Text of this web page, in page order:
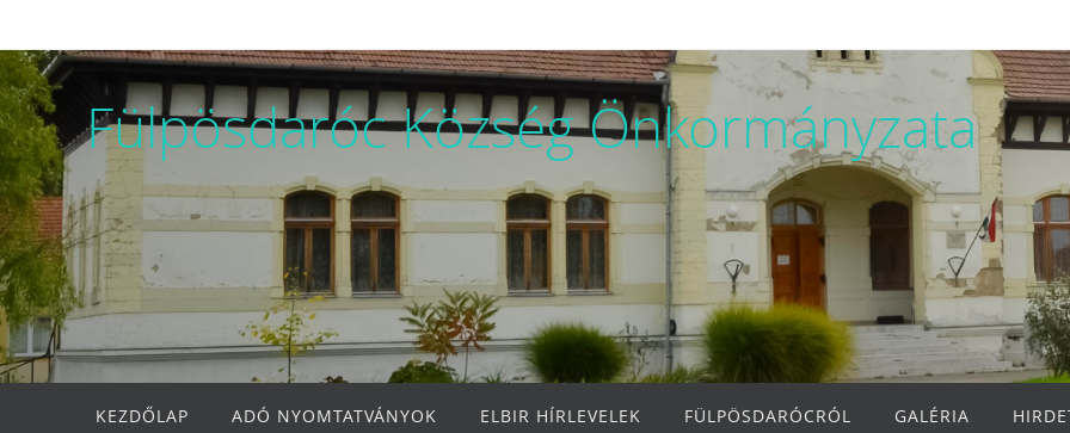
Fülpösdaróc Község Önkormányzata
KEZDŐLAP
ADÓ NYOMTATVÁNYOK ELBIR HÍRLEVELEK FÜLPÖSDARÓCRÓL GALÉRIA